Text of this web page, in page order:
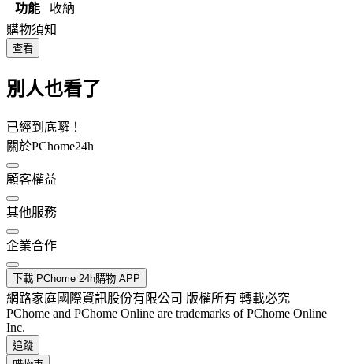
功能
收納
購物須知
查看
別人也看了
已經到底囉！
關於PChome24h
顧客權益
其他服務
企業合作
下載 PChome 24h購物 APP
網路家庭國際資訊股份有限公司 版權所有 轉載必究
PChome and PChome Online are trademarks of PChome Online
Inc.
追蹤